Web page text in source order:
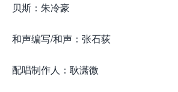
贝斯：朱冷豪
和声编写/和声：张石荻
配唱制作人：耿潇微